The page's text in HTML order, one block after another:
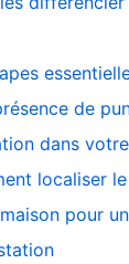
de
dans
localiser
pour